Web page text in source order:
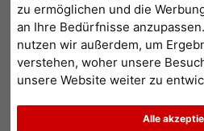
zu ermöglichen und die
an Ihre Bedürfnisse
nutzen wir außerdem, um
verstehen, woher unsere
unsere Website weiter zu
Alle
1 2 3 ... 15 >
Beliebtheit Preis aufsteigend
Topseller